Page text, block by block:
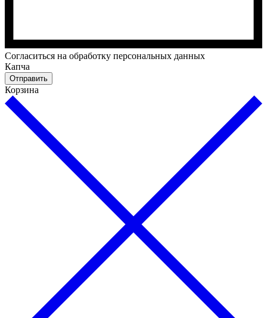
Cогласиться на обработку персональных данных
Капча
Отправить
Корзина